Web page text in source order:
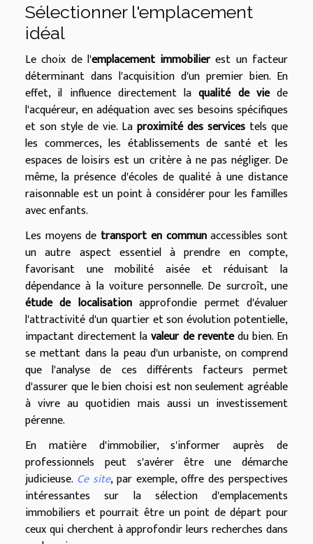
Sélectionner l'emplacement
idéal
Le choix de l'emplacement immobilierest un facteur
déterminant dans l'acquisition d'un premier bien. En
effet, il influence directement laqualité de viede
l'acquéreur, en adéquation avec ses besoins spécifiques
et son style de vie. La proximité des services tels que
les commerces, les établissements de santé et les
espaces de loisirs est un critère à ne pas négliger. De
même, la présence d'écoles de qualité à une distance
raisonnable est un point à considérer pour les familles
avec enfants.
Les moyens de transport en communaccessibles sont
un autre aspect essentiel à prendre en compte,
favorisant une mobilité aisée et réduisant la
dépendance à la voiture personnelle. De surcroît, une
étude de localisationapprofondie permet d'évaluer
l'attractivité d'un quartier et son évolution potentielle,
impactant directement lavaleur de reventedu bien. En
se mettant dans la peau d'un urbaniste, on comprend
que l'analyse de ces différents facteurs permet
d'assurer que le bien choisi est non seulement agréable
à vivre au quotidien mais aussi un investissement
pérenne.
En matière d'immobilier, s'informer auprès de
professionnels peut s'avérer être une démarche
judicieuse. Ce site, par exemple, offre des perspectives
intéressantes sur la sélection d'emplacements
immobiliers et pourrait être un point de départ pour
ceux qui cherchent à approfondir leurs recherches dans